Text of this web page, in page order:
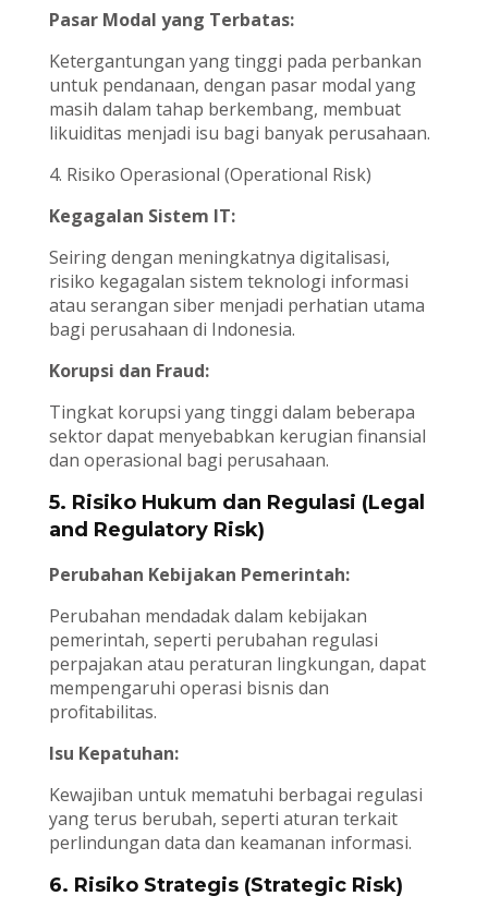
Pasar Modal yang Terbatas:
Ketergantungan yang tinggi pada perbankan
untuk pendanaan, dengan pasar modal yang
masih dalam tahap berkembang, membuat
likuiditas menjadi isu bagi banyak perusahaan.
4. Risiko Operasional (Operational Risk)
Kegagalan Sistem IT:
Seiring dengan meningkatnya digitalisasi,
risiko kegagalan sistem teknologi informasi
atau serangan siber menjadi perhatian utama
bagi perusahaan di Indonesia.
Korupsi dan Fraud:
Tingkat korupsi yang tinggi dalam beberapa
sektor dapat menyebabkan kerugian finansial
dan operasional bagi perusahaan.
5. Risiko Hukum dan Regulasi (Legal
and Regulatory Risk)
Perubahan Kebijakan Pemerintah:
Perubahan mendadak dalam kebijakan
pemerintah, seperti perubahan regulasi
perpajakan atau peraturan lingkungan, dapat
mempengaruhi operasi bisnis dan
profitabilitas.
Isu Kepatuhan:
Kewajiban untuk mematuhi berbagai regulasi
yang terus berubah, seperti aturan terkait
perlindungan data dan keamanan informasi.
6. Risiko Strategis (Strategic Risk)